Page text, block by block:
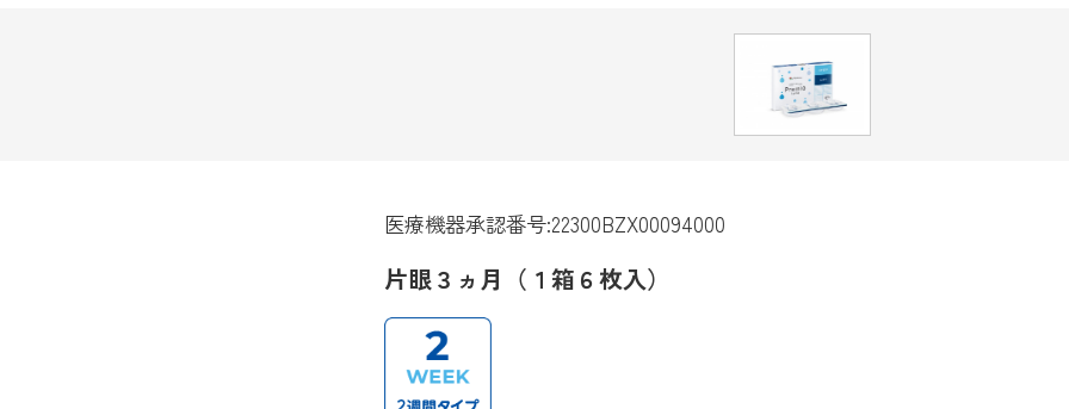
医療機器承認番号:22300BZX00094000
片眼３ヵ月（１箱６枚入）